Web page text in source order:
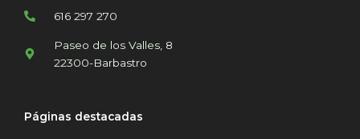
616 297 270
Paseo de los Valles, 8
22300-Barbastro
Páginas destacadas